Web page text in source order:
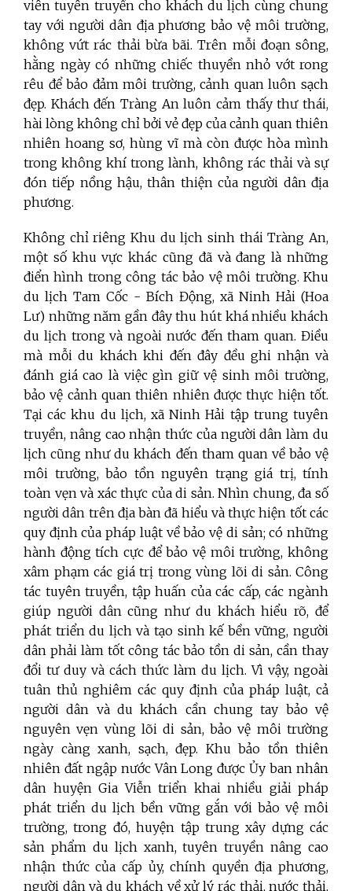
viên tuyên truyền cho khách du lịch cùng chung
tay với người dân địa phương bảo vệ môi trường,
không vứt rác thải bừa bãi. Trên mỗi đoạn sông,
hằng ngày có những chiếc thuyền nhỏ vớt rong
rêu để bảo đảm môi trường, cảnh quan luôn sạch
đẹp. Khách đến Tràng An luôn cảm thấy thư thái,
hài lòng không chỉ bởi vẻ đẹp của cảnh quan thiên
nhiên hoang sơ, hùng vĩ mà còn được hòa mình
trong không khí trong lành, không rác thải và sự
đón tiếp nồng hậu, thân thiện của người dân địa
phương.
Không chỉ riêng Khu du lịch sinh thái Tràng An,
một số khu vực khác cũng đã và đang là những
điển hình trong công tác bảo vệ môi trường. Khu
du lịch Tam Cốc - Bích Động, xã Ninh Hải (Hoa
Lư) những năm gần đây thu hút khá nhiều khách
du lịch trong và ngoài nước đến tham quan. Điều
mà mỗi du khách khi đến đây đều ghi nhận và
đánh giá cao là việc gìn giữ vệ sinh môi trường,
bảo vệ cảnh quan thiên nhiên được thực hiện tốt.
Tại các khu du lịch, xã Ninh Hải tập trung tuyên
truyền, nâng cao nhận thức của người dân làm du
lịch cũng như du khách đến tham quan về bảo vệ
môi trường, bảo tồn nguyên trạng giá trị, tính
toàn vẹn và xác thực của di sản. Nhìn chung, đa số
người dân trên địa bàn đã hiểu và thực hiện tốt các
quy định của pháp luật về bảo vệ di sản; có những
hành động tích cực để bảo vệ môi trường, không
xâm phạm các giá trị trong vùng lõi di sản. Công
tác tuyên truyền, tập huấn của các cấp, các ngành
giúp người dân cũng như du khách hiểu rõ, để
phát triển du lịch và tạo sinh kế bền vững, người
dân phải làm tốt công tác bảo tồn di sản, cần thay
đổi tư duy và cách thức làm du lịch. Vì vậy, ngoài
tuân thủ nghiêm các quy định của pháp luật, cả
người dân và du khách cần chung tay bảo vệ
nguyên vẹn vùng lõi di sản, bảo vệ môi trường
ngày càng xanh, sạch, đẹp. Khu bảo tồn thiên
nhiên đất ngập nước Vân Long được Ủy ban nhân
dân huyện Gia Viễn triển khai nhiều giải pháp
phát triển du lịch bền vững gắn với bảo vệ môi
trường, trong đó, huyện tập trung xây dựng các
sản phẩm du lịch xanh, tuyên truyền nâng cao
nhận thức của cấp ủy, chính quyền địa phương,
người dân và du khách về xử lý rác thải, nước thải,